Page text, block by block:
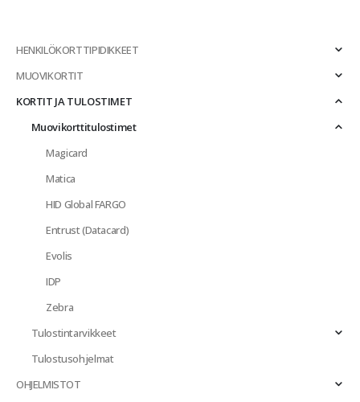
HENKILÖKORTTIPIDIKKEET
MUOVIKORTIT
KORTIT JA TULOSTIMET
Muovikorttitulostimet
Magicard
Matica
HID Global FARGO
Entrust (Datacard)
Evolis
IDP
Zebra
Tulostintarvikkeet
Tulostusohjelmat
OHJELMISTOT